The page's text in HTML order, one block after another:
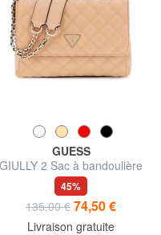
GUESS
GIULLY 2 Sac à bandoulière
45%
135,00 € 74,50 €
Livraison gratuite